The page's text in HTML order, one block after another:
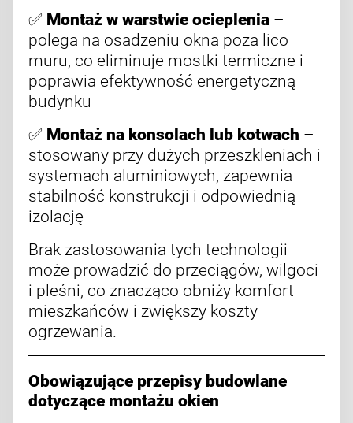
✅ Montaż w warstwie ocieplenia –
polega na osadzeniu okna poza lico
muru, co eliminuje mostki termiczne i
poprawia efektywność energetyczną
budynku
✅ Montaż na konsolach lub kotwach –
stosowany przy dużych przeszkleniach i
systemach aluminiowych, zapewnia
stabilność konstrukcji i odpowiednią
izolację
Brak zastosowania tych technologii
może prowadzić do przeciągów, wilgoci
i pleśni, co znacząco obniży komfort
mieszkańców i zwiększy koszty
ogrzewania.
Obowiązujące przepisy budowlane
dotyczące montażu okien